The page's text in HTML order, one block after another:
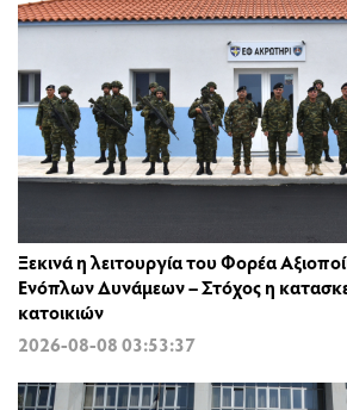
Ξεκινά η λειτουργία του Φορέα
Ενόπλων Δυνάμεων – Στόχος η
κατοικιών
2026-08-08 03:53:37